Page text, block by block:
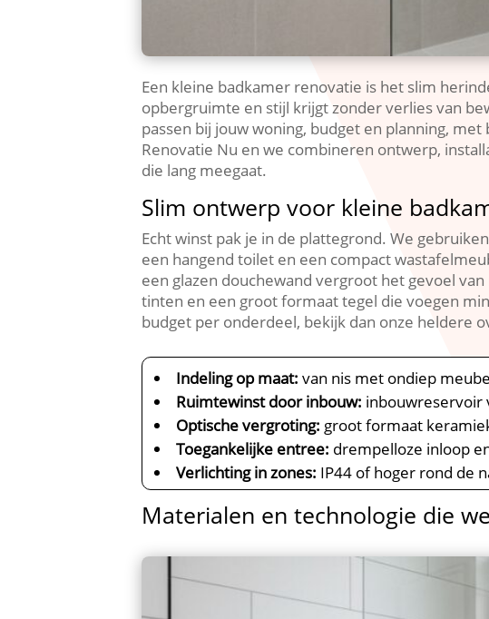
Een kleine badkamer renovatie is het slim
opbergruimte en stijl krijgt zonder verlies van
passen bij jouw woning, budget en planning,
Renovatie Nu en we combineren ontwerp,
die lang meegaat.​
Slim ontwerp voor kleine
Echt winst pak je in de plattegrond.​ We
een hangend toilet en een compact
een glazen douchewand vergroot het gevoel
tinten en een groot formaat tegel die voegen
budget per onderdeel, bekijk dan onze heldere
Indeling op maat: van nis met ondiep
Ruimtewinst door inbouw: inbouwreservoir
Optische vergroting: groot formaat
Toegankelijke entree: drempelloze inloop
Verlichting in zones: IP44 of hoger rond de
Materialen en technologie die